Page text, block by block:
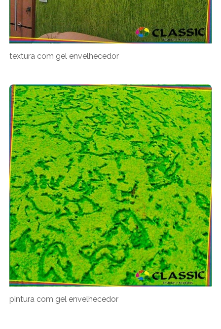
textura com gel envelhecedor
pintura com gel envelhecedor